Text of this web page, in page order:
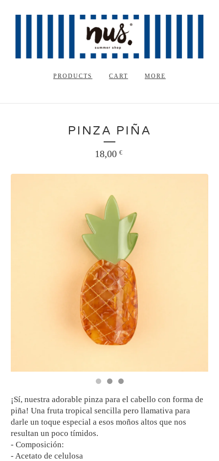
PRODUCTS CART MORE
PINZA PIÑA
18,00 €
¡Sí, nuestra adorable pinza para el cabello con forma de
piña! Una fruta tropical sencilla pero llamativa para
darle un toque especial a esos moños altos que nos
resultan un poco tímidos.
- Composición:
- Acetato de celulosa